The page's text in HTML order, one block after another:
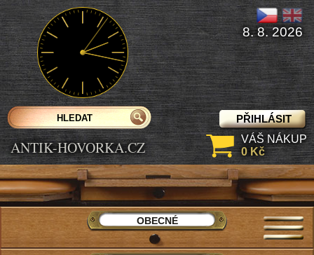
ANTIK-HOVORKA.CZ
PŘIHLÁSIT
8. 8. 2026
VÁŠ NÁKUP
0 Kč
OBECNÉ